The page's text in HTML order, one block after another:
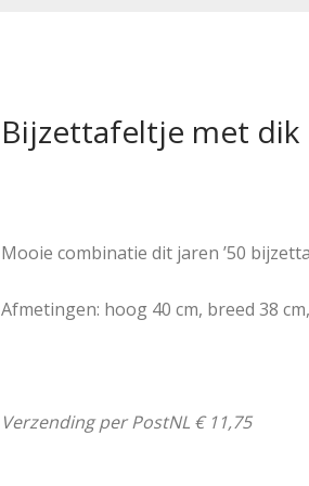
Bijzettafeltje met dik
Mooie combinatie dit jaren ’50
Afmetingen: hoog 40 cm, breed 38
Verzending per PostNL € 11,75